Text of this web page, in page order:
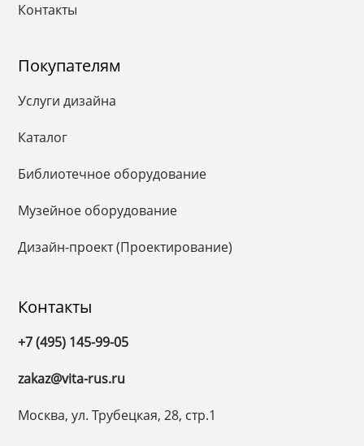
Контакты
Покупателям
Услуги дизайна
Каталог
Библиотечное оборудование
Музейное оборудование
Дизайн-проект (Проектирование)
Контакты
+7 (495) 145-99-05
zakaz@vita-rus.ru
Москва, ул. Трубецкая, 28, стр.1